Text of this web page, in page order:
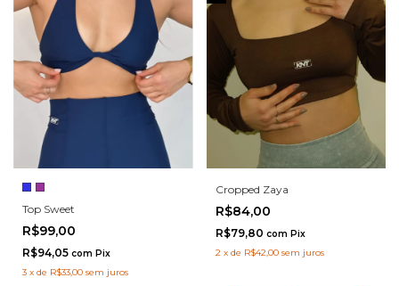
Top Sweet
R$99,00
R$94,05 com Pix
3 x de R$33,00 sem juros
Cropped Zaya
R$84,00
R$79,80 com Pix
2 x de R$42,00 sem juros